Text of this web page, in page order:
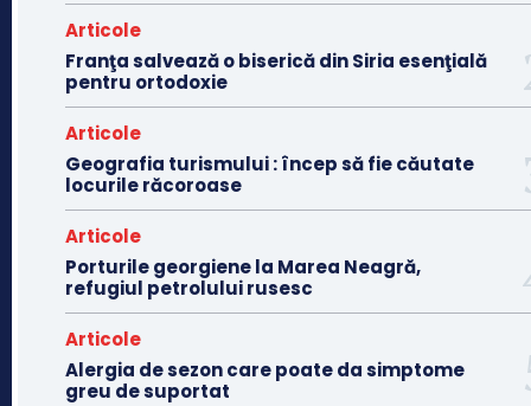
Articole
Franţa salvează o biserică din Siria esenţială
pentru ortodoxie
Articole
Geografia turismului : încep să fie căutate
locurile răcoroase
Articole
Porturile georgiene la Marea Neagră,
refugiul petrolului rusesc
Articole
Alergia de sezon care poate da simptome
greu de suportat